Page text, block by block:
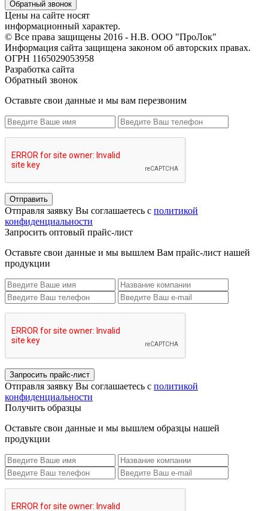
Обратный звонок
Цены на сайте носят
информационный характер.
© Все права защищены 2016 - Н.В. ООО "ПроЛок"
Информация сайта защищена законом об авторских правах.
ОГРН 1165029053958
Разработка сайта
Обратный звонок
Оставьте свои данные и мы вам перезвоним
Отправить
Отправля заявку Вы соглашаетесь с политикой
конфиденциальности
Запросить оптовый прайс-лист
Оставьте свои данные и мы вышлем Вам прайс-лист нашей
продукции
Запросить прайс-лист
Отправля заявку Вы соглашаетесь с политикой
конфиденциальности
Получить образцы
Оставьте свои данные и мы вышлем образцы нашей
продукции